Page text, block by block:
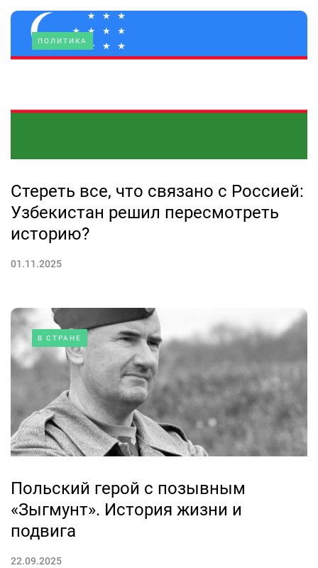
ПОЛИТИКА
Стереть все, что связано с Россией:
Узбекистан решил пересмотреть
историю?
01.11.2025
В СТРАНЕ
Польский герой с позывным
«Зыгмунт». История жизни и
подвига
22.09.2025